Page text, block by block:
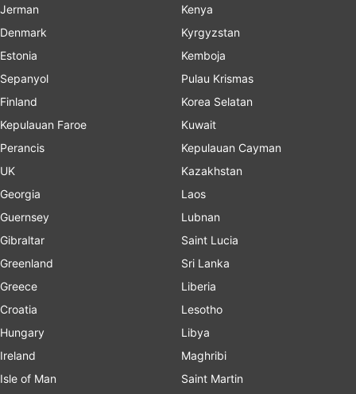
Jerman
Denmark
Estonia
Sepanyol
Finland
Kepulauan Faroe
Perancis
UK
Georgia
Guernsey
Gibraltar
Greenland
Greece
Croatia
Hungary
Ireland
Isle of Man
Kenya
Kyrgyzstan
Kemboja
Pulau Krismas
Korea Selatan
Kuwait
Kepulauan Cayman
Kazakhstan
Laos
Lubnan
Saint Lucia
Sri Lanka
Liberia
Lesotho
Libya
Maghribi
Saint Martin